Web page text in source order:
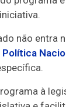
não entra
Política
à